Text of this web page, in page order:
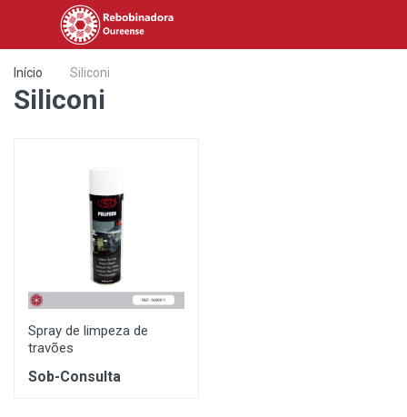
Início Siliconi
Siliconi
Spray de limpeza de
travões
Sob-Consulta